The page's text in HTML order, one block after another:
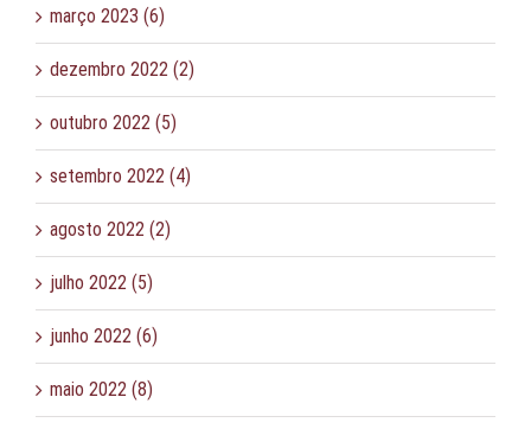
março 2023 (6)
dezembro 2022 (2)
outubro 2022 (5)
setembro 2022 (4)
agosto 2022 (2)
julho 2022 (5)
junho 2022 (6)
maio 2022 (8)